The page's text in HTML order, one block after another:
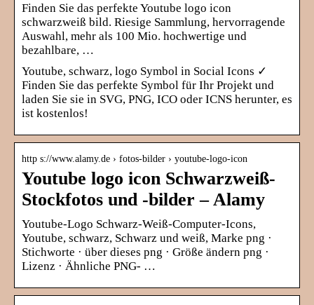
Finden Sie das perfekte Youtube logo icon
schwarzweiß bild. Riesige Sammlung, hervorragende
Auswahl, mehr als 100 Mio. hochwertige und
bezahlbare, …
Youtube, schwarz, logo Symbol in Social Icons ✓
Finden Sie das perfekte Symbol für Ihr Projekt und
laden Sie sie in SVG, PNG, ICO oder ICNS herunter, es
ist kostenlos!
http s://www.alamy.de › fotos-bilder › youtube-logo-icon
Youtube logo icon Schwarzweiß-
Stockfotos und -bilder – Alamy
Youtube-Logo Schwarz-Weiß-Computer-Icons,
Youtube, schwarz, Schwarz und weiß, Marke png ·
Stichworte · über dieses png · Größe ändern png ·
Lizenz · Ähnliche PNG- …